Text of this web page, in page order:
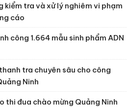
kiểm tra và xử lý nghiêm vi phạm
cáo
công 1.664 mẫu sinh phẩm ADN
tra chuyên sâu cho công
Ninh
thi đua chào mừng Quảng Ninh